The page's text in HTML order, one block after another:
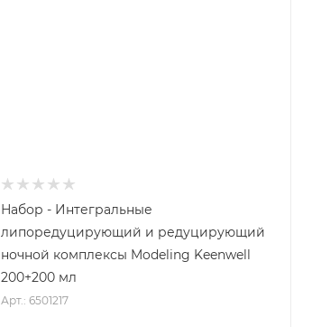
Набор - Интегральные
липоредуцирующий и редуцирующий
ночной комплексы Modeling Keenwell
200+200 мл
Арт.: 6501217